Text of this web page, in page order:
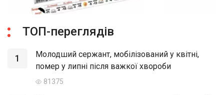
ТОП-переглядів
1
Молодший сержант, мобілізований у квітні,
помер у липні після важкої хвороби
81375